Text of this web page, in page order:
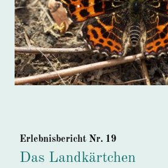
Erlebnisbericht Nr. 19
Das Landkärtchen